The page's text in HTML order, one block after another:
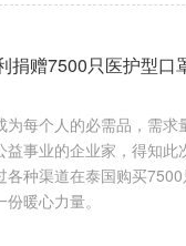
赠7500只医护型口
每个人的必需品，需
事业的企业家，得知
种渠道在泰国购买
暖心力量。